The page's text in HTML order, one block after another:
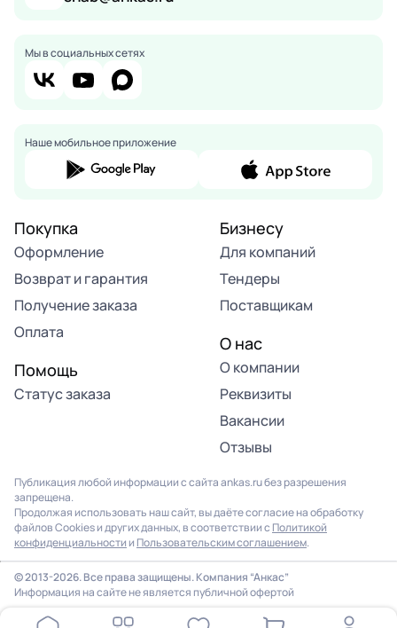
Мы в социальных сетях
Наше мобильное приложение
Покупка
Оформление
Возврат и гарантия
Получение заказа
Оплата
Помощь
Статус заказа
Бизнесу
Для компаний
Тендеры
Поставщикам
О нас
О компании
Реквизиты
Вакансии
Отзывы
Публикация любой информации с сайта ankas.ru без разрешения
запрещена.
Продолжая использовать наш сайт, вы даёте согласие на обработку
файлов Cookies и других данных, в соответствии с Политикой
конфиденциальности и Пользовательским соглашением.
© 2013-2026. Все права защищены. Компания “Анкас”
Информация на сайте не является публичной офертой